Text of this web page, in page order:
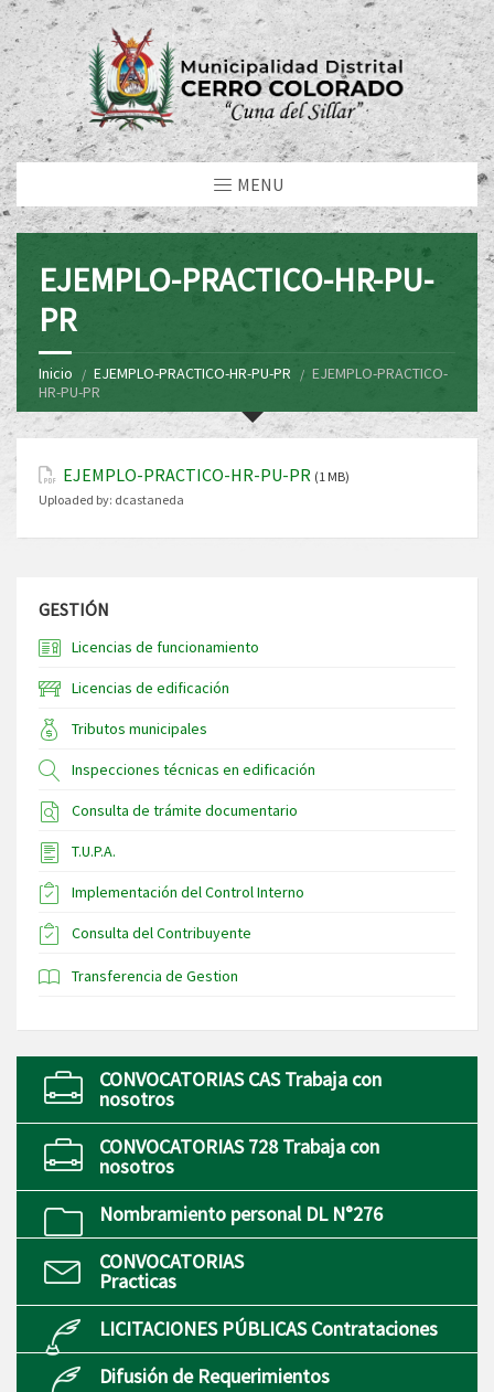
MENU
EJEMPLO-PRACTICO-HR-PU-
PR
Inicio EJEMPLO-PRACTICO-HR-PU-PR
EJEMPLO-PRACTICO-
HR-PU-PR
EJEMPLO-PRACTICO-HR-PU-PR (1 MB)
Uploaded by: dcastaneda
GESTIÓN
Licencias de funcionamiento
Licencias de edificación
Tributos municipales
Inspecciones técnicas en edificación
Consulta de trámite documentario
T.U.P.A.
Implementación del Control Interno
Consulta del Contribuyente
Transferencia de Gestion
CONVOCATORIAS CAS Trabaja con
nosotros
CONVOCATORIAS 728 Trabaja con
nosotros
Nombramiento personal DL N°276
CONVOCATORIAS
Practicas
LICITACIONES PÚBLICAS Contrataciones
Difusión de Requerimientos